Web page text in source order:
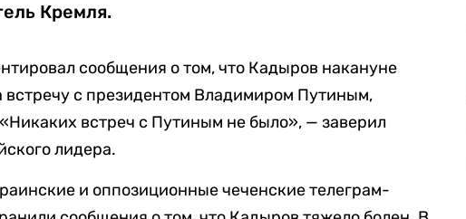
Кремля.
сообщения о том, что Кадыров накануне
встречу с президентом Владимиром Путиным,
встреч с Путиным не было», — заверил
лидера.
и оппозиционные чеченские телеграм-